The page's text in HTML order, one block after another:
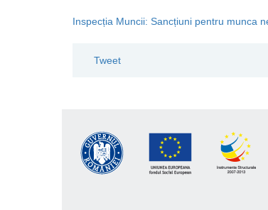
Inspecția Muncii: Sancțiuni pentru munca
Tweet